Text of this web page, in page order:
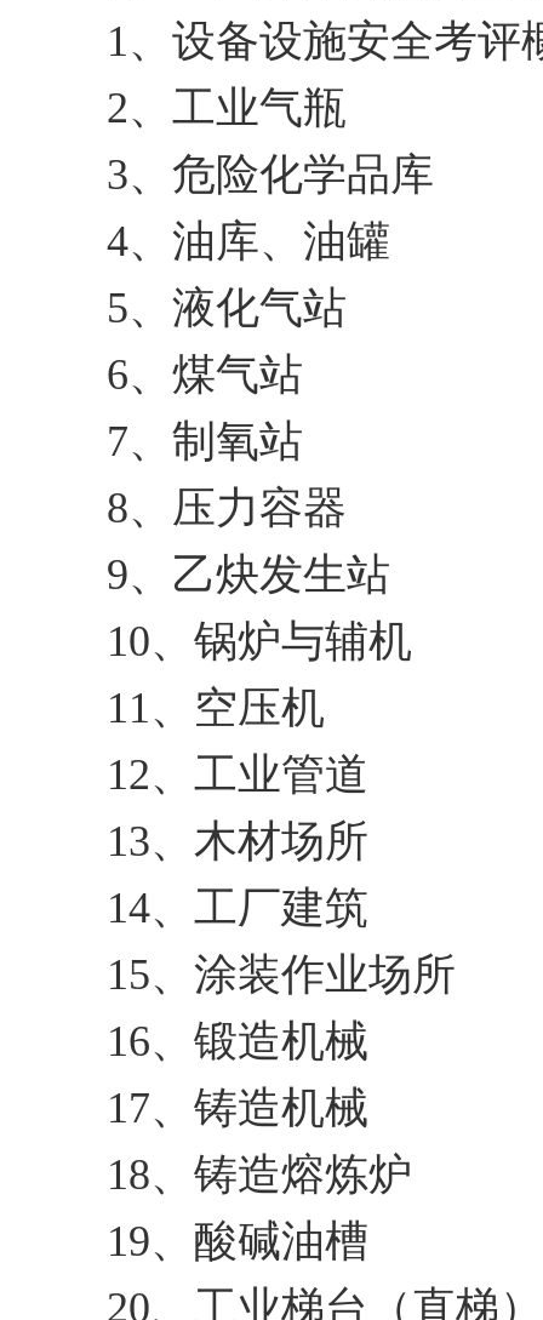
1、设备设施安全考评
2、工业气瓶
3、危险化学品库
4、油库、油罐
5、液化气站
6、煤气站
7、制氧站
8、压力容器
9、乙炔发生站
10、锅炉与辅机
11、空压机
12、工业管道
13、木材场所
14、工厂建筑
15、涂装作业场所
16、锻造机械
17、铸造机械
18、铸造熔炼炉
19、酸碱油槽
20、工业梯台（直梯）